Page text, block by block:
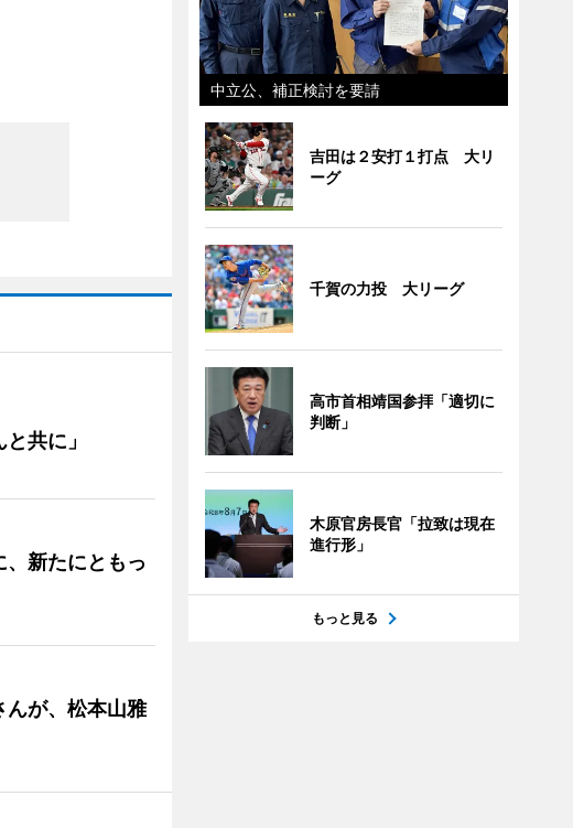
共に」
新たにともっ
んが、松本山雅
中立公、補正検討を要請
吉田は２安打１打点 大リ
ーグ
千賀の力投 大リーグ
高市首相靖国参拝「適切に
判断」
木原官房長官「拉致は現在
進行形」
もっと見る